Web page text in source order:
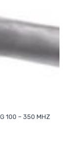
100 – 350 MHZ